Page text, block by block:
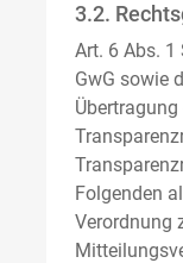
3.2.
Art. 6 Abs. 1
GwG sowie
Folgenden
Verordnung